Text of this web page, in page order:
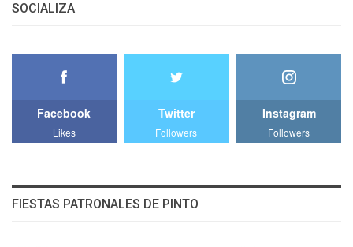
SOCIALIZA
Facebook
Likes
Twitter
Followers
Instagram
Followers
FIESTAS PATRONALES DE PINTO